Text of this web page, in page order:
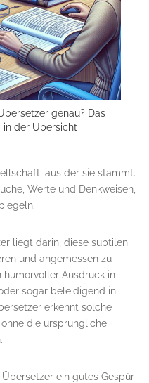
genau? Das
in der Übersicht
aus der sie stammt.
Werte und Denkweisen,
liegt darin, diese subtilen
und angemessen zu
humorvoller Ausdruck in
sogar beleidigend in
erkennt solche
die ursprüngliche
ein gutes Gespür